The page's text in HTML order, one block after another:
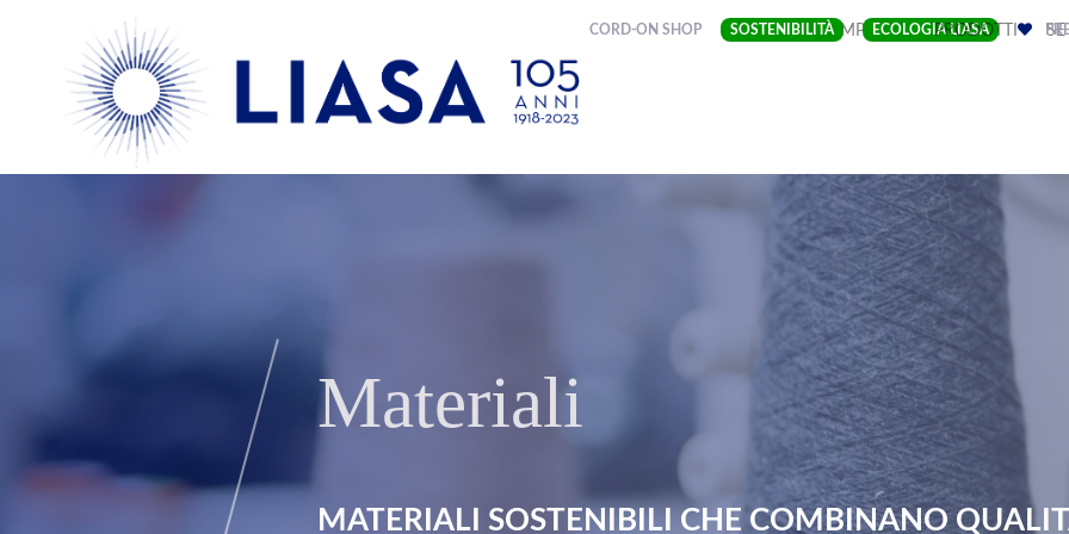
CORD-ON SHOP SOSTENIBILITÀ ECOLOGIA LIASA
IMPRESA(CURRENT)
PRODOTTI
Materiali
MATERIALI SOSTENIBILI CHE COMBINANO